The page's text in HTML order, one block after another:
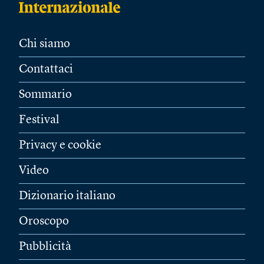
Chi siamo
Contattaci
Sommario
Festival
Privacy e cookie
Video
Dizionario italiano
Oroscopo
Pubblicità